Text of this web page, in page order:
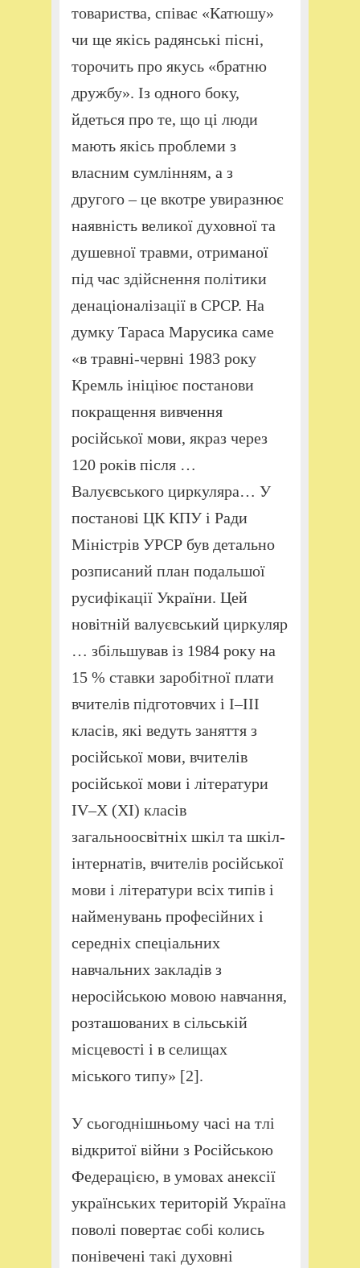
товариства, співає «Катюшу»
чи ще якісь радянські пісні,
торочить про якусь «братню
дружбу». Із одного боку,
йдеться про те, що ці люди
мають якісь проблеми з
власним сумлінням, а з
другого – це вкотре увиразнює
наявність великої духовної та
душевної травми, отриманої
під час здійснення політики
денаціоналізації в СРСР. На
думку Тараса Марусика саме
«в травні-червні 1983 року
Кремль ініціює постанови
покращення вивчення
російської мови, якраз через
120 років після …
Валуєвського циркуляра… У
постанові ЦК КПУ і Ради
Міністрів УРСР був детально
розписаний план подальшої
русифікації України. Цей
новітній валуєвський циркуляр
… збільшував із 1984 року на
15 % ставки заробітної плати
вчителів підготовчих і І–III
класів, які ведуть заняття з
російської мови, вчителів
російської мови і літератури
IV–X (XI) класів
загальноосвітніх шкіл та шкіл-
інтернатів, вчителів російської
мови і літератури всіх типів і
найменувань професійних і
середніх спеціальних
навчальних закладів з
неросійською мовою навчання,
розташованих в сільській
місцевості і в селищах
міського типу» [2].
У сьогоднішньому часі на тлі
відкритої війни з Російською
Федерацією, в умовах анексії
українських територій Україна
поволі повертає собі колись
понівечені такі духовні